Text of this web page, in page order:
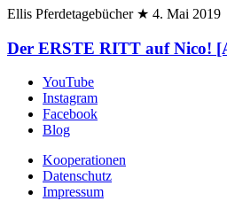
Ellis Pferdetagebücher ★ 4. Mai 2019
Der ERSTE RITT auf Nico!
YouTube
Instagram
Facebook
Blog
Kooperationen
Datenschutz
Impressum